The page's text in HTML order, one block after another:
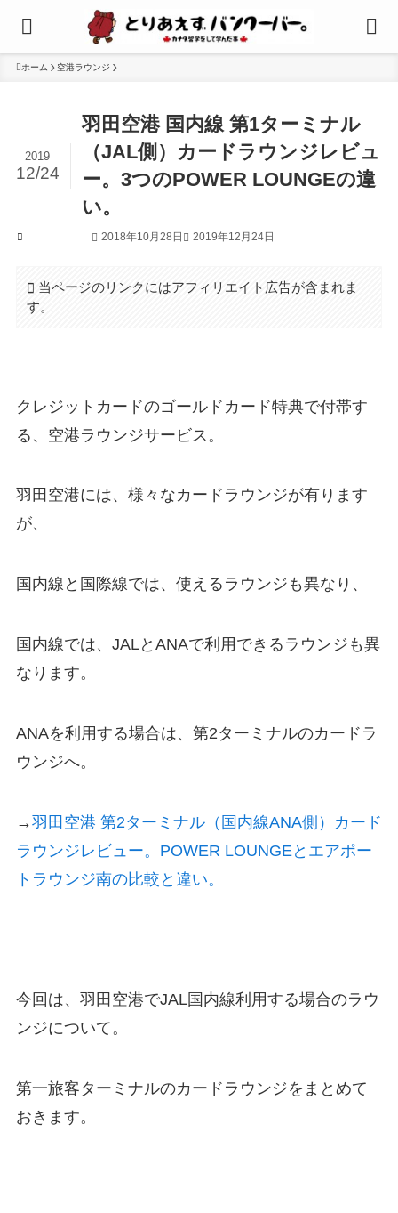
ホーム 空港ラウンジ
羽田空港 国内線 第1ターミナル
（JAL側）カードラウンジレビュ
ー。3つのPOWER LOUNGEの違
い。
2019
12/24
2018年10月28日 2019年12月24日
当ページのリンクにはアフィリエイト広告が含まれま
す。
クレジットカードのゴールドカード特典で付帯す
る、空港ラウンジサービス。
羽田空港には、様々なカードラウンジが有ります
が、
国内線と国際線では、使えるラウンジも異なり、
国内線では、JALとANAで利用できるラウンジも異
なります。
ANAを利用する場合は、第2ターミナルのカードラ
ウンジへ。
→羽田空港 第2ターミナル（国内線ANA側）カード
ラウンジレビュー。POWER LOUNGEとエアポー
トラウンジ南の比較と違い。
今回は、羽田空港でJAL国内線利用する場合のラウ
ンジについて。
第一旅客ターミナルのカードラウンジをまとめて
おきます。